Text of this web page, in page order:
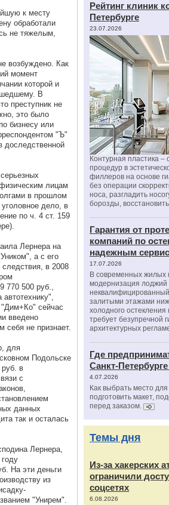
к месту
обработали
не тяжелым,
возбуждено. Как
момент
которой и
В
преступник не
это было
бизнесу или
"Ъ"
доследственной
лицам
в прошлом
дело, в
по ч. 4 ст. 159
Лернера на
а с его
в 2008
770 500 руб.,
"Дим+Ко" сейчас
введено
себя не признает.
для
Подольске
руб. в
с
данных
так и осталась
Лернера,
На эти деньги
из
"Унирем".
Рейтинг клиник
Петербурге
23.07.2026
Контурная пластика
процедур в
филлеров на основе
без операции
носа, разгладить
борозды,
Гарантия от
компаний по
надежным
17.07.2026
В современных жилых
модернизация лоджий
залитыми этажами
холодного
требует безупречной
архитектурных
Где
Санкт-
4.07.2026
Как выбрать место
подготовить макет,
перед заказом.
Темы дня
Из‑за хакерских
ограничили
соцсетях
6.08.2026